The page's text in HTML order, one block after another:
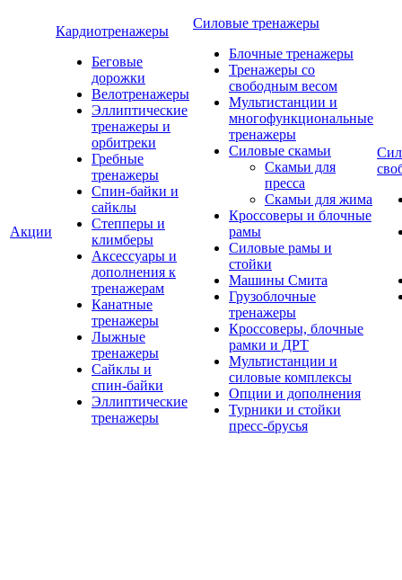
Акции
Кардиотренажеры
Беговые
дорожки
Велотренажеры
Эллиптические
тренажеры и
орбитреки
Гребные
тренажеры
Спин-байки и
сайклы
Степперы и
климберы
Аксессуары и
дополнения к
тренажерам
Канатные
тренажеры
Лыжные
тренажеры
Сайклы и
спин-байки
Эллиптические
тренажеры
Силовые тренажеры
Блочные тренажеры
Тренажеры со
свободным весом
Мультистанции и
многофункциональные
тренажеры
Силовые скамьи
Скамьи для
пресса
Скамьи для жима
Кроссоверы и блочные
рамы
Силовые рамы и
стойки
Машины Смита
Грузоблочные
тренажеры
Кроссоверы, блочные
рамки и ДРТ
Мультистанции и
силовые комплексы
Опции и дополнения
Турники и стойки
пресс-брусья